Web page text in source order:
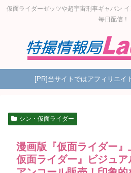
仮面ライダーゼッツや超宇宙刑事ギャバン
毎日配信！
[PR]当サイトではアフィリエイ
シン・仮面ライダー
漫画版『仮面ライダー』
仮面ライダー』ビジュ